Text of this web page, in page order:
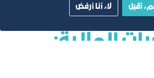
المالية:
أقبل لا، أنا أرفض